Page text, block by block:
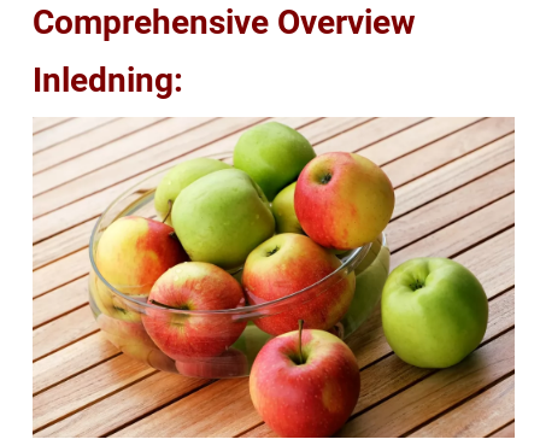
Comprehensive Overview
Inledning: